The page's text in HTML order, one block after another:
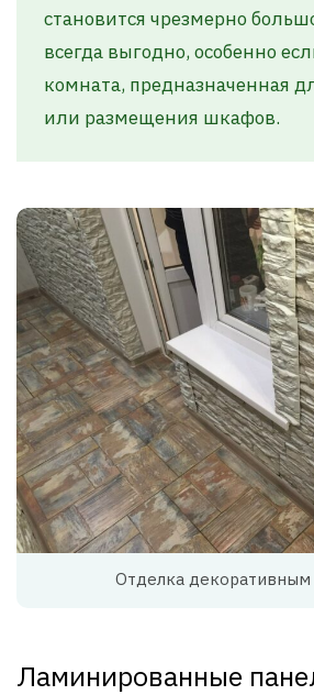
становится чрезмерно
всегда выгодно, особенно
комната, предназначенная
или размещения шкафов.
Отделка
Ламинированные